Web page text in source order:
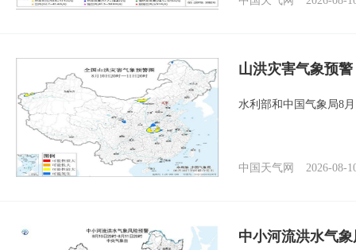
山洪灾害气象预
水利部和中国气象局8
中国天气网 2026-08-
中小河流洪水气